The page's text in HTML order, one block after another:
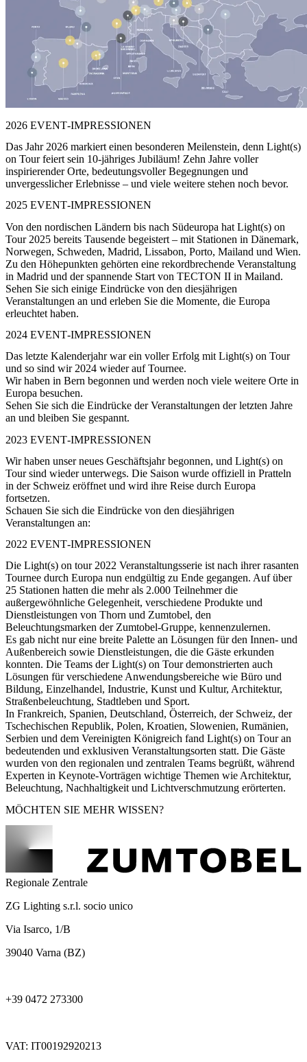
2026 EVENT‑IMPRESSIONEN
Das Jahr 2026 markiert einen besonderen Meilenstein, denn Light(s)
on Tour feiert sein 10-jähriges Jubiläum! Zehn Jahre voller
inspirierender Orte, bedeutungsvoller Begegnungen und
unvergesslicher Erlebnisse – und viele weitere stehen noch bevor.
2025 EVENT‑IMPRESSIONEN
Von den nordischen Ländern bis nach Südeuropa hat Light(s) on
Tour 2025 bereits Tausende begeistert – mit Stationen in Dänemark,
Norwegen, Schweden, Madrid, Lissabon, Porto, Mailand und Wien.
Zu den Höhepunkten gehörten eine rekordbrechende Veranstaltung
in Madrid und der spannende Start von TECTON II in Mailand.
Sehen Sie sich einige Eindrücke von den diesjährigen
Veranstaltungen an und erleben Sie die Momente, die Europa
erleuchtet haben.
2024 EVENT‑IMPRESSIONEN
Das letzte Kalenderjahr war ein voller Erfolg mit Light(s) on Tour
und so sind wir 2024 wieder auf Tournee.
Wir haben in Bern begonnen und werden noch viele weitere Orte in
Europa besuchen.
Sehen Sie sich die Eindrücke der Veranstaltungen der letzten Jahre
an und bleiben Sie gespannt.
2023 EVENT‑IMPRESSIONEN
Wir haben unser neues Geschäftsjahr begonnen, und Light(s) on
Tour sind wieder unterwegs. Die Saison wurde offiziell in Pratteln
in der Schweiz eröffnet und wird ihre Reise durch Europa
fortsetzen.
Schauen Sie sich die Eindrücke von den diesjährigen
Veranstaltungen an:
2022 EVENT‑IMPRESSIONEN
Die Light(s) on tour 2022 Veranstaltungsserie ist nach ihrer rasanten
Tournee durch Europa nun endgültig zu Ende gegangen. Auf über
25 Stationen hatten die mehr als 2.000 Teilnehmer die
außergewöhnliche Gelegenheit, verschiedene Produkte und
Dienstleistungen von Thorn und Zumtobel, den
Beleuchtungsmarken der Zumtobel-Gruppe, kennenzulernen.
Es gab nicht nur eine breite Palette an Lösungen für den Innen- und
Außenbereich sowie Dienstleistungen, die die Gäste erkunden
konnten. Die Teams der Light(s) on Tour demonstrierten auch
Lösungen für verschiedene Anwendungsbereiche wie Büro und
Bildung, Einzelhandel, Industrie, Kunst und Kultur, Architektur,
Straßenbeleuchtung, Stadtleben und Sport.
In Frankreich, Spanien, Deutschland, Österreich, der Schweiz, der
Tschechischen Republik, Polen, Kroatien, Slowenien, Rumänien,
Serbien und dem Vereinigten Königreich fand Light(s) on Tour an
bedeutenden und exklusiven Veranstaltungsorten statt. Die Gäste
wurden von den regionalen und zentralen Teams begrüßt, während
Experten in Keynote-Vorträgen wichtige Themen wie Architektur,
Beleuchtung, Nachhaltigkeit und Lichtverschmutzung erörterten.
MÖCHTEN SIE MEHR WISSEN?
Regionale Zentrale
ZG Lighting s.r.l. socio unico
Via Isarco, 1/B
39040 Varna (BZ)
+39 0472 273300
VAT: IT00192920213